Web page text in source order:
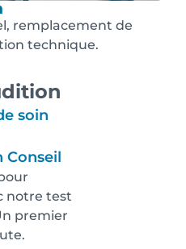
remplacement de
technique.
soin
Conseil
notre test
premier